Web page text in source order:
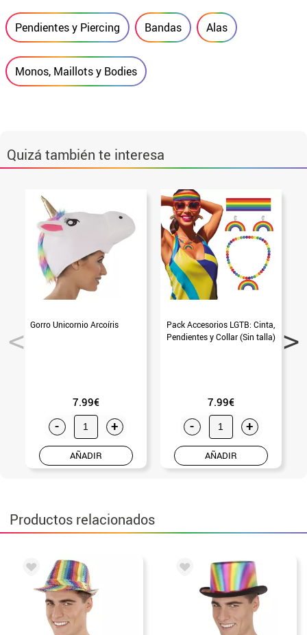
Pendientes y Piercing Bandas Alas
Monos, Maillots y Bodies
Quizá también te interesa
Gorro Unicornio Arcoíris
7.99€
- +
AÑADIR
Pack Accesorios LGTB: Cinta,
Pendientes y Collar (Sin talla)
7.99€
- +
AÑADIR
Productos relacionados